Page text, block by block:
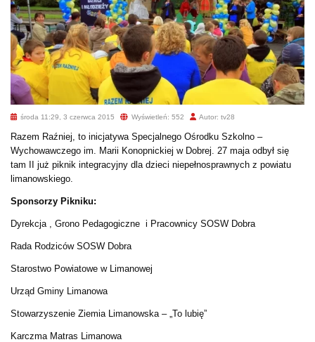
środa 11:29, 3 czerwca 2015 Wyświetleń: 552 Autor: tv28
Razem Raźniej, to inicjatywa Specjalnego Ośrodku Szkolno –
Wychowawczego im. Marii Konopnickiej w Dobrej. 27 maja odbył się
tam II już piknik integracyjny dla dzieci niepełnosprawnych z powiatu
limanowskiego.
Sponsorzy Pikniku:
Dyrekcja , Grono Pedagogiczne i Pracownicy SOSW Dobra
Rada Rodziców SOSW Dobra
Starostwo Powiatowe w Limanowej
Urząd Gminy Limanowa
Stowarzyszenie Ziemia Limanowska – „To lubię”
Karczma Matras Limanowa